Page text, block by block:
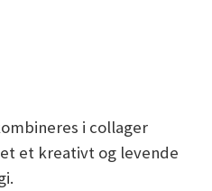
i collager
et kreativt og levende